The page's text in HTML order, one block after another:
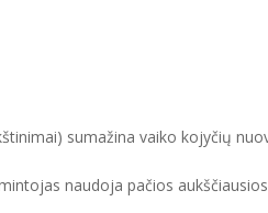
sumažina vaiko kojyčių
naudoja pačios